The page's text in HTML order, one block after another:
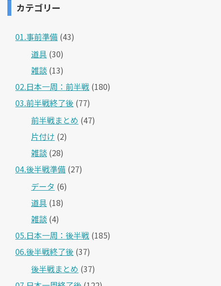
カテゴリー
01.事前準備 (43)
道具 (30)
雑談 (13)
02.日本一周：前半戦 (180)
03.前半戦終了後 (77)
前半戦まとめ (47)
片付け (2)
雑談 (28)
04.後半戦準備 (27)
データ (6)
道具 (18)
雑談 (4)
05.日本一周：後半戦 (185)
06.後半戦終了後 (37)
後半戦まとめ (37)